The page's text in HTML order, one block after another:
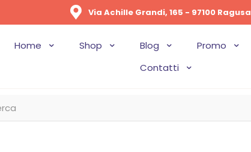
Via Achille Grandi, 165 - 97100 Ragusa
Home Shop Blog Promo
Contatti